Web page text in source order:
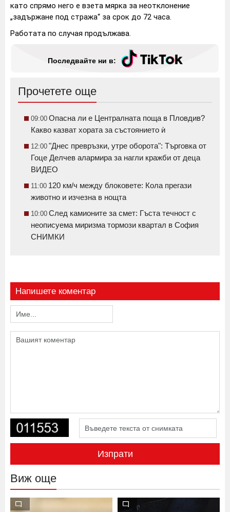
като спрямо него е взета мярка за неотклонение
„задържане под стража“ за срок до 72 часа.
Работата по случая продължава.
Последвайте ни в:
Прочетете още
09:00 Опасна ли е Централната поща в Пловдив?
Какво казват хората за състоянието ѝ
12:00 "Днес превръзки, утре оборота": Търговка от
Гоце Делчев алармира за нагли кражби от деца
ВИДЕО
11:00 120 км/ч между блоковете: Кола прегази
животно и изчезна в нощта
10:00 След камионите за смет: Гъста течност с
неописуема миризма тормози квартал в София
СНИМКИ
Напишете коментар
Изпрати
Виж още